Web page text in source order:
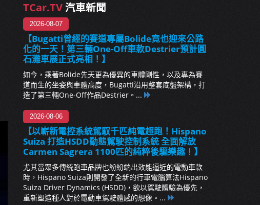
TCar.TV汽車新聞
2026-08-07
【Bugatti曾經的賽道專屬Bolide竟也迎來公路
化的一天！第三輛One-Off車款Destrier預計圓
石灘車展正式亮相！】
如今，乘著Bolide先天更為優異的車體剛性，以及專為賽
道而生的坐姿與車體高度，Bugatti沿用整套底盤架構，打
造了第三輛One-Off作品Destrier。...
2026-08-06
【以嶄新電控系統駕馭千匹純電超跑！Hispano
Suiza 打造HSDD動態駕駛控制系統 全面解放
Carmen Sagrera 1100匹的純粹後驅樂趣！】
尤其當眾多傳統跑車品牌也紛紛端出效能逼近的電動車款
時，Hispano Suiza則開發了全新的行車電腦算法Hispano
Suiza Driver Dynamics (HSDD)，欲以駕駛體驗為優先，
重新塑造種人對於電動車駕駛體感的想像。...